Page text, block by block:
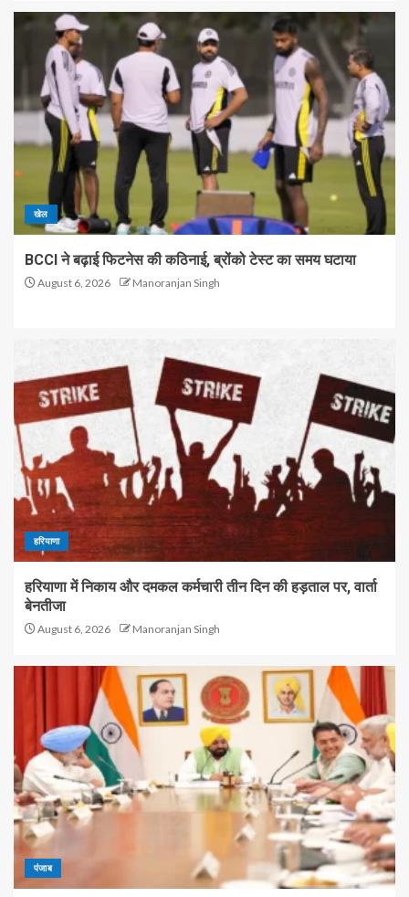
खेल
BCCI ने बढ़ाई फिटनेस की कठिनाई, ब्रोंको टेस्ट का समय घटाया
August 6, 2026 Manoranjan Singh
हरियाणा
हरियाणा में निकाय और दमकल कर्मचारी तीन दिन की हड़ताल पर, वार्ता
बेनतीजा
August 6, 2026 Manoranjan Singh
पंजाब